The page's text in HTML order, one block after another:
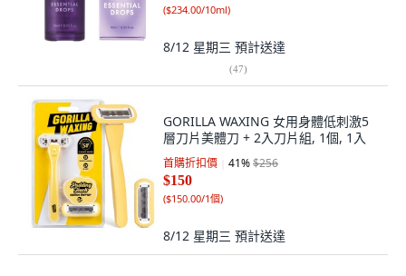
($234.00/10ml)
8/12 星期三 預計送達
(47)
GORILLA WAXING 女用身體低刺激5
層刀片美體刀 + 2入刀片組, 1個, 1入
首購折扣價 41%$256
$150
($150.00/1個)
8/12 星期三 預計送達